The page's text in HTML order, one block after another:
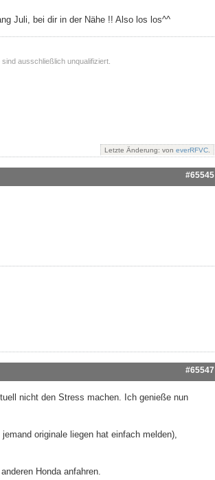
Juli, bei dir in der Nähe !! Also los los^^
ausschließlich unqualifiziert.
Letzte Änderung: von everRFVC
#65545
#65547
nicht den Stress machen. Ich genieße nun
originale liegen hat einfach melden),
Honda anfahren.